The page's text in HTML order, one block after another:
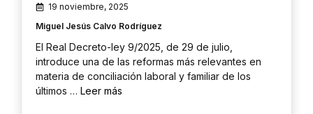
19 noviembre, 2025
Miguel Jesús Calvo Rodríguez
El Real Decreto-ley 9/2025, de 29 de julio,
introduce una de las reformas más relevantes en
materia de conciliación laboral y familiar de los
últimos … Leer más